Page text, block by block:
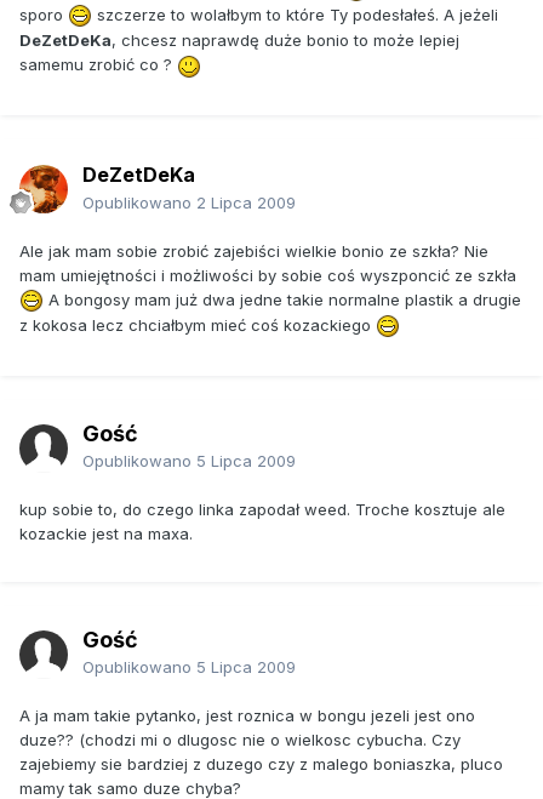
sporo
szczerze to wolałbym to które Ty podesłałeś. A jeżeli
DeZetDeKa, chcesz naprawdę duże bonio to może lepiej
samemu zrobić co ?
DeZetDeKa
Opublikowano 2 Lipca 2009
Ale jak mam sobie zrobić zajebiści wielkie bonio ze szkła? Nie
mam umiejętności i możliwości by sobie coś wyszponcić ze szkła
A bongosy mam już dwa jedne takie normalne plastik a drugie
z kokosa lecz chciałbym mieć coś kozackiego
Gość
Opublikowano 5 Lipca 2009
kup sobie to, do czego linka zapodał weed. Troche kosztuje ale
kozackie jest na maxa.
Gość
Opublikowano 5 Lipca 2009
A ja mam takie pytanko, jest roznica w bongu jezeli jest ono
duze?? (chodzi mi o dlugosc nie o wielkosc cybucha. Czy
zajebiemy sie bardziej z duzego czy z malego boniaszka, pluco
mamy tak samo duze chyba?